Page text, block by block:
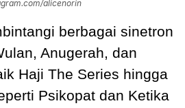
alicenorin
berbagai sinetron
Anugerah, dan
Haji The Series hingga
Psikopat dan Ketika